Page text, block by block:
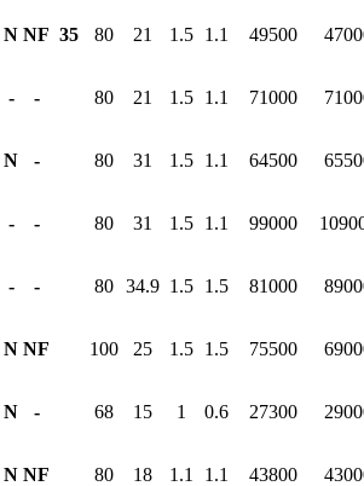
35
N NF 80 21 1.5 1.1 49500
- - 80 21 1.5 1.1 71000
N - 80 31 1.5 1.1 64500
- - 80 31 1.5 1.1 99000
- - 80 34.9 1.5 1.5 81000
N NF 100 25 1.5 1.5 75500
N - 68 15 1 0.6 27300
N NF 80 18 1.1 1.1 43800